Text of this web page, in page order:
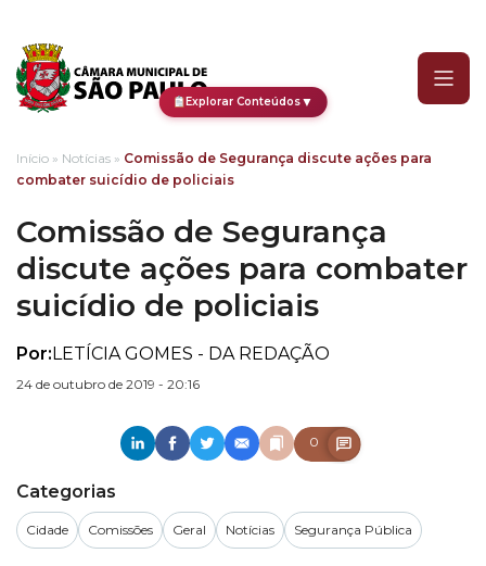
Explorar Conteúdos▼
Início » Notícias » Comissão de Segurança discute ações para
combater suicídio de policiais
Comissão de Segurança
discute ações para combater
suicídio de policiais
Por:LETÍCIA GOMES - DA REDAÇÃO
24 de outubro de 2019 - 20:16
0
Categorias
Cidade Comissões Geral Notícias Segurança Pública